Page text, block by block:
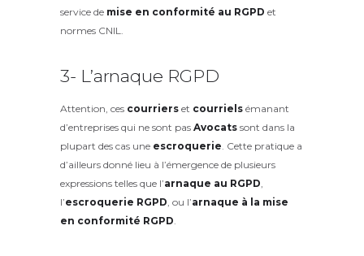
service de mise en conformité au RGPD et
normes CNIL.
3- L’arnaque RGPD
Attention, ces courriers et courriels émanant
d’entreprises qui ne sont pas Avocats sont dans la
plupart des cas une escroquerie . Cette pratique a
d’ailleurs donné lieu à l’émergence de plusieurs
expressions telles que l’arnaque au RGPD
l’escroquerie RGPD , ou l’arnaque à la mise
en conformité RGPD